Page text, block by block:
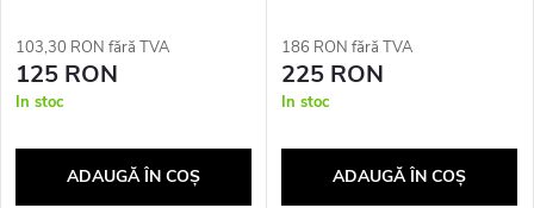
103,30 RON fără TVA
125 RON
In stoc
ADAUGĂ ÎN COŞ
186 RON fără TVA
225 RON
In stoc
ADAUGĂ ÎN COŞ